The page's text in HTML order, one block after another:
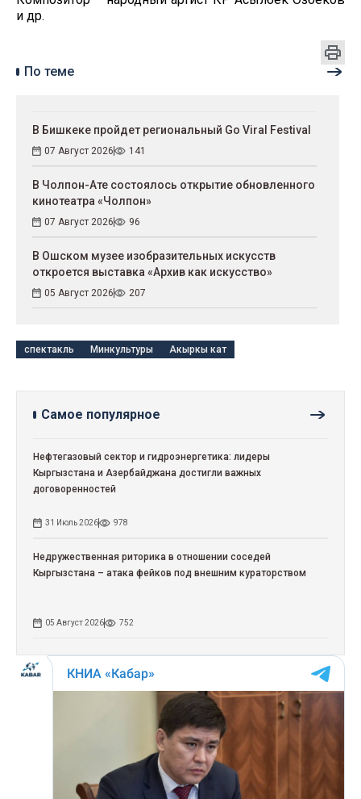
и др.
По теме
В Бишкеке пройдет региональный Go Viral Festival
07 Август 2026 141
В Чолпон-Ате состоялось открытие обновленного
кинотеатра «Чолпон»
07 Август 2026 96
В Ошском музее изобразительных искусств
откроется выставка «Архив как искусство»
05 Август 2026 207
спектакль Минкультуры Акыркы кат
Самое популярное
Нефтегазовый сектор и гидроэнергетика: лидеры
Кыргызстана и Азербайджана достигли важных
договоренностей
31 Июль 2026 978
Недружественная риторика в отношении соседей
Кыргызстана – атака фейков под внешним кураторством
05 Август 2026 752